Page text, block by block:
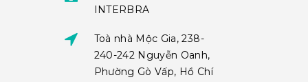
INTERBRA
Toà nhà Mộc Gia, 238-
240-242 Nguyễn Oanh,
Phường Gò Vấp, Hồ Chí